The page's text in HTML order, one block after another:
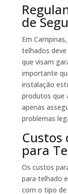
de
Em
telhados
que visam
importante
instalação
produtos que
apenas
problemas
Custos
para
Os custos
para telhado
com o tipo